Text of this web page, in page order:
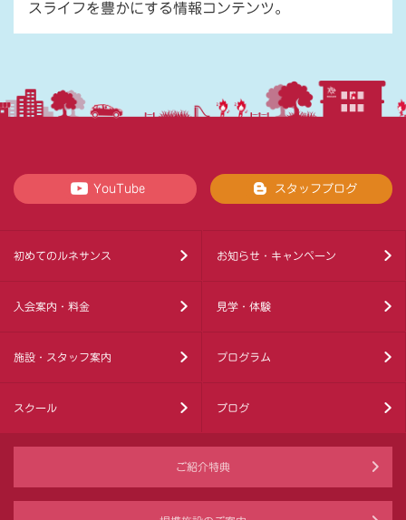
スライフを豊かにする情報コンテンツ。
YouTube スタッフブログ
初めてのルネサンス お知らせ・キャンペーン
入会案内・料金 見学・体験
施設・スタッフ案内 プログラム
スクール ブログ
ご紹介特典